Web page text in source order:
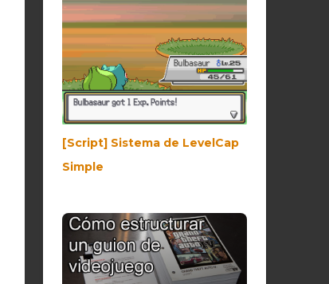
[Script] Sistema de LevelCap
Simple